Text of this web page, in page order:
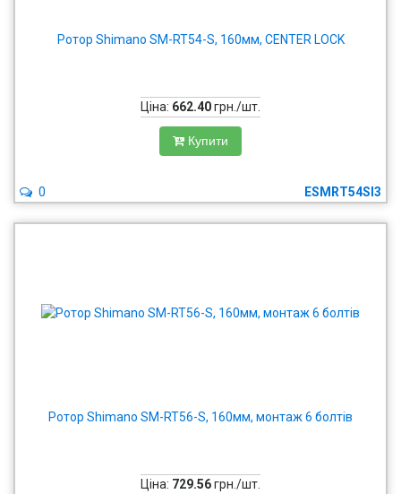
Ротор Shimano SM-RT54-S, 160мм, CENTER LOCK
Ціна: 662.40грн./шт.
Купити
ESMRT54SI3
0
Ротор Shimano SM-RT56-S, 160мм, монтаж 6 болтів
Ціна: 729.56грн./шт.